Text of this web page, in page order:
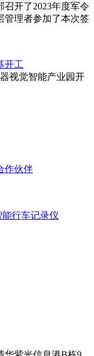
召开了2023年度军令
管理者参加了本次签
开工
视觉智能产业园开
作伙伴
能行车记录仪